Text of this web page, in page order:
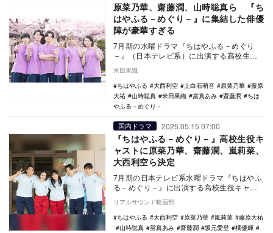
原菜乃華、齋藤潤、山時聡真ら 『ち
はやふる－めぐり－』に集結した俳優
陣が豪華すぎる
7月期の水曜ドラマ『ちはやふる－めぐり
－』（日本テレビ系）に出演する高校生役
華すぎる」と…
米田果織
ちはやふる
大西利空 上白石萌音 原菜乃華
藤原
大祐
山時聡真 米田果織 當真あみ 齋藤潤
ちは
やふる－めぐり－
国内ドラマ 2025.05.15 07:00
『ちはやふる－めぐり－』高校生役キ
ャストに原菜乃華、齋藤潤、嵐莉菜、
大西利空ら決定
7月期の日本テレビ系水曜ドラマ『ちはやふ
る－めぐり－』に出演する高校生役キャス
トとして、原菜乃華、齋藤潤ら15名が発表
された。 …
リアルサウンド映画部
ちはやふる
大西利空 原菜乃華 嵐莉菜
藤原大祐
山時聡真
當真あみ 齋藤潤 坂元愛登
橘優輝